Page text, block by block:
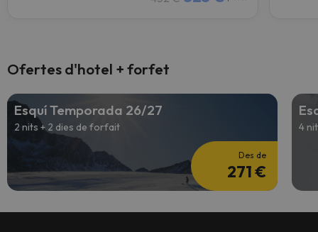
Ofertes d'hotel + forfet
Esquí Temporada 26/27
2 nits + 2 dies de forfait
Des de
271 €
4